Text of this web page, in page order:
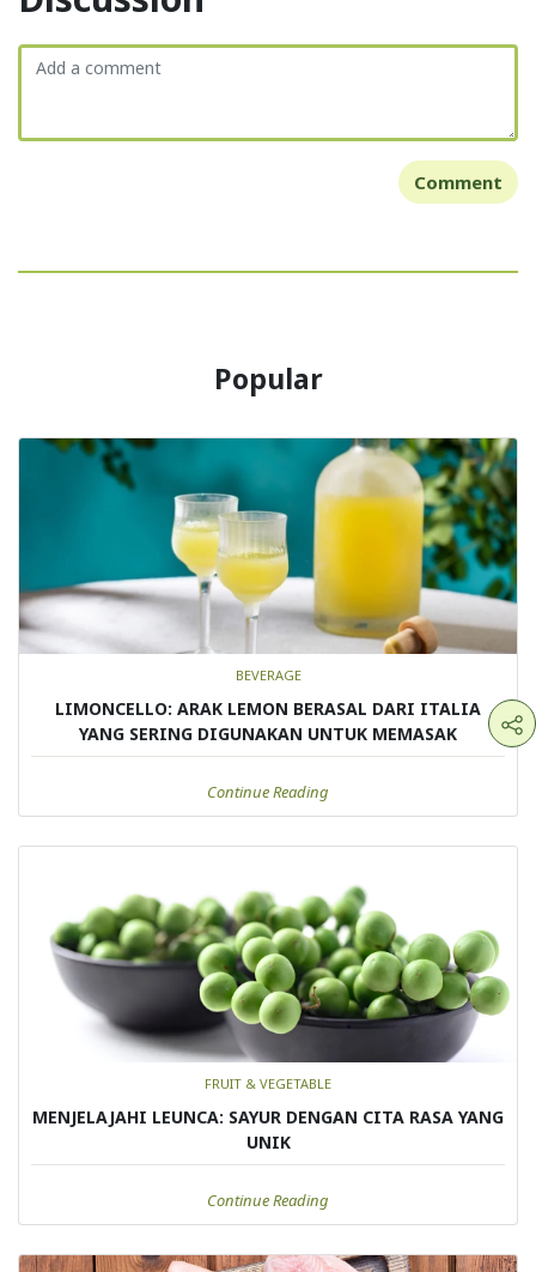
Comment
Popular
BEVERAGE
LIMONCELLO: ARAK LEMON BERASAL DARI ITALIA
YANG SERING DIGUNAKAN UNTUK MEMASAK
Continue Reading
FRUIT & VEGETABLE
MENJELAJAHI LEUNCA: SAYUR DENGAN CITA RASA YANG
UNIK
Continue Reading